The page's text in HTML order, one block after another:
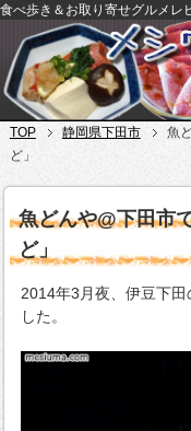
食べ歩き＆お取り寄せグルメレ
TOP 静岡県下田市
魚
ど」
魚どんや@下田市
ど」
2014年3月夜、伊豆下
した。